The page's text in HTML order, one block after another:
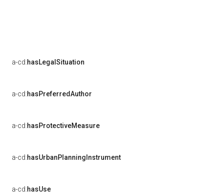
a-cd:hasLegalSituation
a-cd:hasPreferredAuthor
a-cd:hasProtectiveMeasure
a-cd:hasUrbanPlanningInstrument
a-cd:hasUse